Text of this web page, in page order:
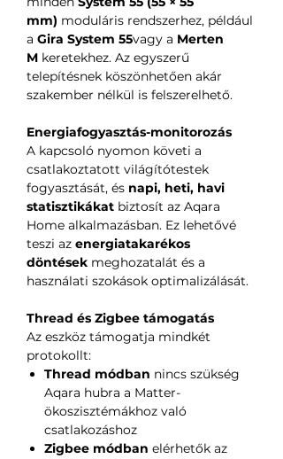
mm) moduláris rendszerhez, például
a Gira System 55vagy a Merten
M keretekhez. Az egyszerű
telepítésnek köszönhetően akár
szakember nélkül is felszerelhető.
Energiafogyasztás-monitorozás
A kapcsoló nyomon követi a
csatlakoztatott világítótestek
fogyasztását, és napi, heti, havi
statisztikákat biztosít az Aqara
Home alkalmazásban. Ez lehetővé
teszi az energiatakarékos
döntések meghozatalát és a
használati szokások optimalizálását.
Thread és Zigbee támogatás
Az eszköz támogatja mindkét
protokollt:
Thread módban nincs szükség
Aqara hubra a Matter-
ökoszisztémákhoz való
csatlakozáshoz
Zigbee módban elérhetők az